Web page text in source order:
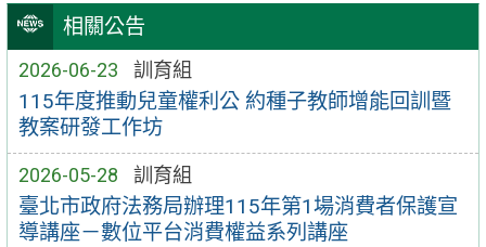
相關公告
2026-06-23 訓育組
115年度推動兒童權利公 約種子教師增能回訓暨
教案研發工作坊
2026-05-28 訓育組
臺北市政府法務局辦理115年第1場消費者保護宣
導講座－數位平台消費權益系列講座